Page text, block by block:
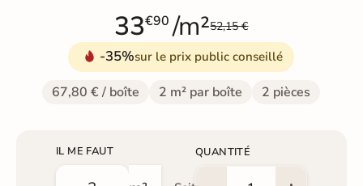
33€90 /m²52,15 €
-35%sur le prix public conseillé
67,80 € / boîte 2 m² par boîte 2 pièces
IL ME FAUT QUANTITÉ